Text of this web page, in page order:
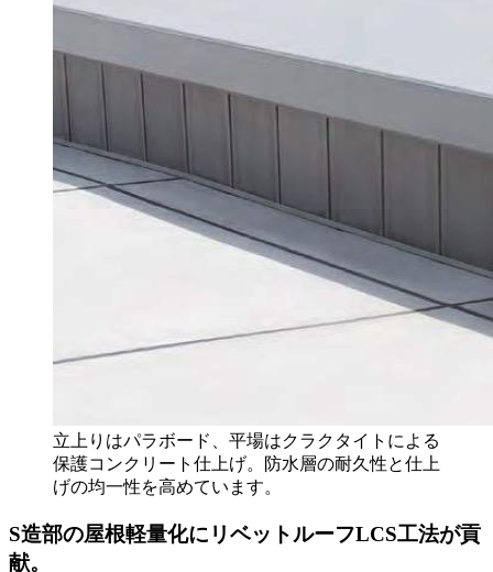
立上りはパラボード、平場はクラクタイトによる
保護コンクリート仕上げ。防水層の耐久性と仕上
げの均一性を高めています。
S造部の屋根軽量化にリベットルーフLCS工法が貢
献。